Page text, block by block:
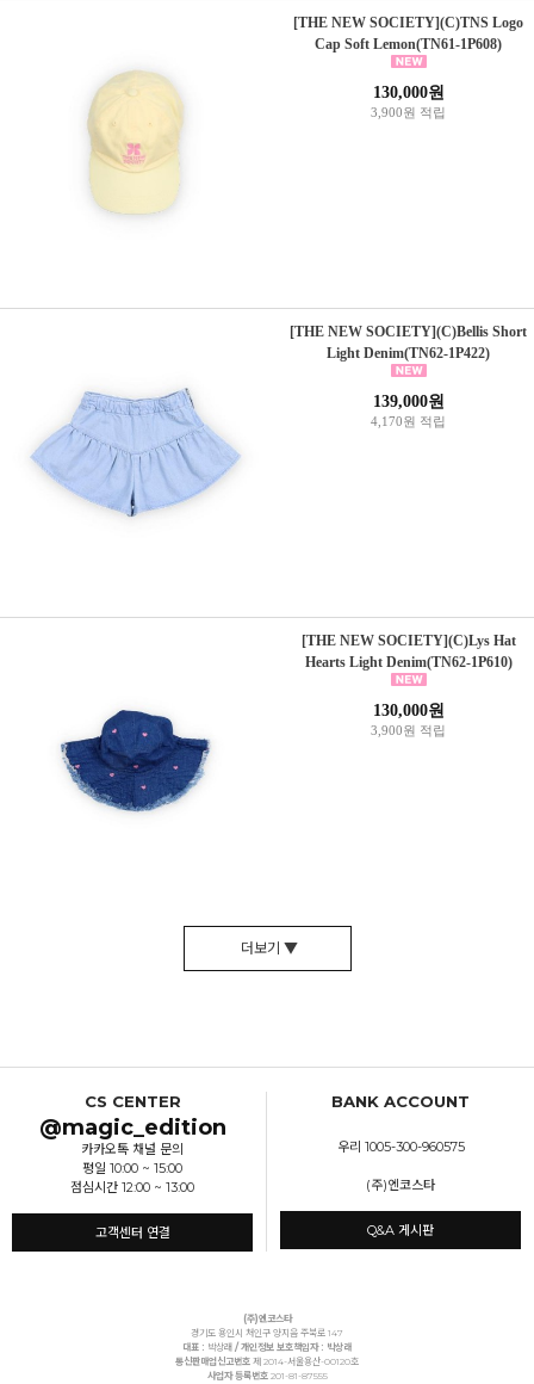
[THE NEW SOCIETY](C)TNS Logo
Cap Soft Lemon(TN61-1P608)
130,000원
3,900원 적립
[THE NEW SOCIETY](C)Bellis Short
Light Denim(TN62-1P422)
139,000원
4,170원 적립
[THE NEW SOCIETY](C)Lys Hat
Hearts Light Denim(TN62-1P610)
130,000원
3,900원 적립
더보기 ▼
CS CENTER
@magic_edition
카카오톡 채널 문의
평일 10:00 ~ 15:00
점심시간 12:00 ~ 13:00
고객센터 연결
BANK ACCOUNT
우리 1005-300-960575
(주)엔코스타
Q&A 게시판
(주)엔코스타
경기도 용인시 처인구 양지읍 주북로 147
대표 : 박상래 / 개인정보 보호책임자 : 박상래
통신판매업신고번호 제 2014-서울용산-00120호
사업자 등록번호201-81-87555